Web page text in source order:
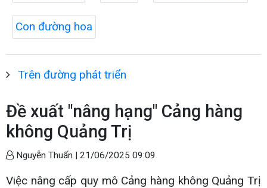
Con đường hoa
Trên đường phát triển
Đề xuất "nâng hạng" Cảng hàng
không Quảng Trị
Nguyễn Thuấn | 21/06/2025 09:09
Việc nâng cấp quy mô Cảng hàng không Quảng Trị